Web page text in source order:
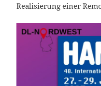
Realisierung einer